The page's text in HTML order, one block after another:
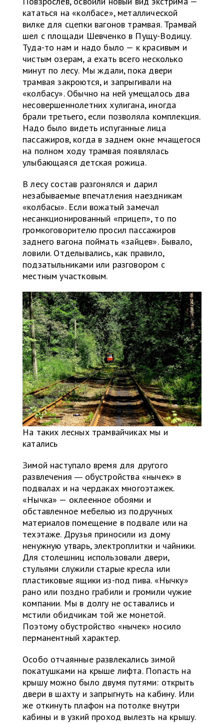
кататься на «колбасе», металлической
вилке для сцепки вагонов трамвая. Трамвай
шел с площади Шевченко в Пущу-Водицу.
Туда-то нам и надо было — к красивым и
чистым озерам, а ехать всего несколько
минут по лесу. Мы ждали, пока двери
трамвая закроются, и запрыгивали на
«колбасу». Обычно на ней умещалось два
несовершеннолетних хулигана, иногда
брали третьего, если позволяла комплекция.
Надо было видеть испуганные лица
пассажиров, когда в заднем окне мчащегося
на полном ходу трамвая появлялась
улыбающаяся детская рожица.
В лесу состав разгонялся и дарил
незабываемые впечатления наездникам
«колбасы». Если вожатый замечал
несанкционированный «прицеп», то по
громкоговорителю просил пассажиров
заднего вагона поймать «зайцев». Бывало,
ловили. Отделывались, как правило,
подзатыльниками или разговором с
местным участковым.
На таких лесных трамвайчиках мы и
катались
Зимой наступало время для другого
развлечения— обустройства «нычек» в
подвалах и на чердаках многоэтажек.
«Нычка» — оклеенное обоями и
обставленное мебелью из подручных
материалов помещение в подвале или на
техэтаже. Друзья приносили из дому
ненужную утварь, электроплитки и чайники.
Для столешниц использовали двери,
стульями служили старые кресла или
пластиковые ящики из-под пива. «Нычку»
рано или поздно грабили и громили чужие
компании. Мы в долгу не оставались и
мстили обидчикам той же монетой.
Поэтому обустройство «нычек» носило
перманентный характер.
Особо отчаянные развлекались зимой
покатушками на крыше лифта. Попасть на
крышу можно было двумя путями: открыть
двери в шахту и запрыгнуть на кабину. Или
же откинуть плафон на потолке внутри
кабины и в узкий проход вылезть на крышу.